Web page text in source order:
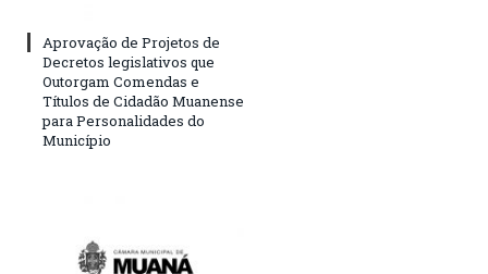
Aprovação de Projetos de
Decretos legislativos que
Outorgam Comendas e
Títulos de Cidadão Muanense
para Personalidades do
Município